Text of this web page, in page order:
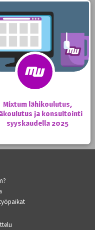
Mixtum lähikoulutus,
ja konsultointi
syyskaudella 2025